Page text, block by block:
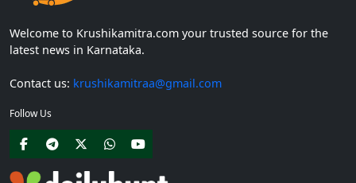
Welcome to Krushikamitra.com your trusted source for the
latest news in Karnataka.
Contact us: krushikamitraa@gmail.com
Follow Us